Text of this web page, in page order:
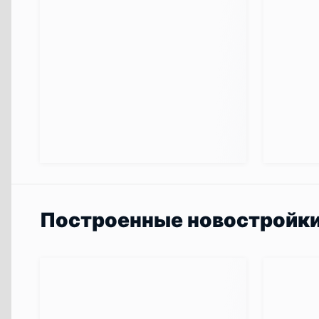
Построенные